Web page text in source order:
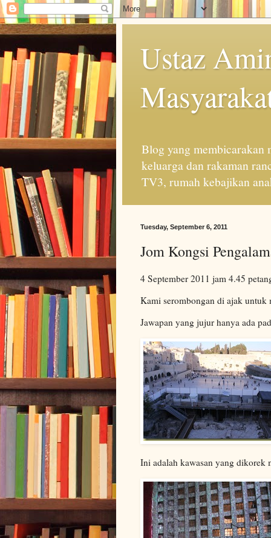
Ustaz
Blog yang membicarakan
keluarga dan rakaman
TV3, rumah kebajikan
Tuesday, September 6, 2011
Jom Kongsi
4 September 2011 jam 4.45
Kami serombongan di ajak
Jawapan yang jujur hanya ada
Ini adalah kawasan yang dikorek